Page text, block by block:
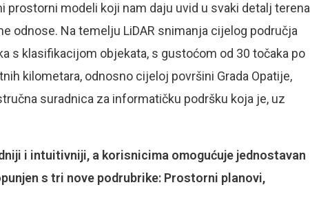
prostorni modeli koji nam daju uvid u svaki detalj terena
odnose. Na temelju LiDAR snimanja cijelog područja
s klasifikacijom objekata, s gustoćom od 30 točaka po
kilometara, odnosno cijeloj površini Grada Opatije,
suradnica za informatičku podršku koja je, uz
i intuitivniji, a korisnicima omogućuje jednostavan
s tri nove podrubrike: Prostorni planovi,